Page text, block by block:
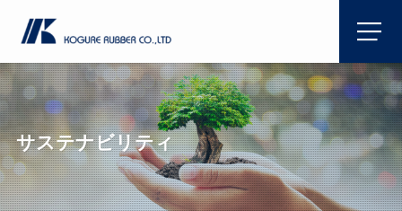
サステナビリティ